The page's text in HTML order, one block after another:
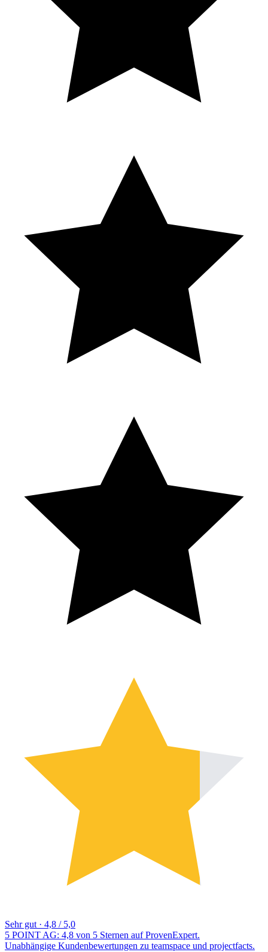
Sehr gut · 4,8 / 5,0
5 POINT AG: 4,8 von 5 Sternen auf ProvenExpert.
Unabhängige Kundenbewertungen zu teamspace und projectfacts.